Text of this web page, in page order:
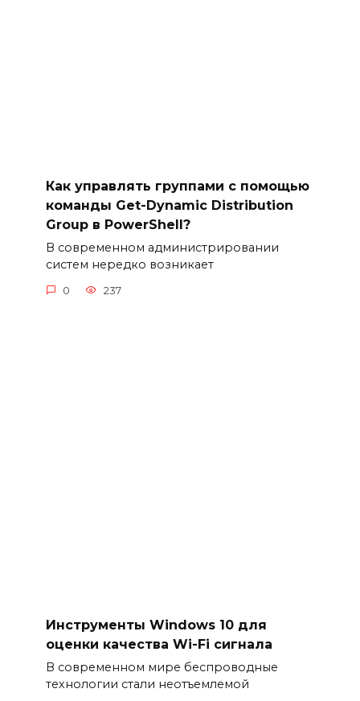
Как управлять группами с помощью
команды Get-Dynamic Distribution
Group в PowerShell?
В современном администрировании
систем нередко возникает
0 237
Инструменты Windows 10 для
оценки качества Wi-Fi сигнала
В современном мире беспроводные
технологии стали неотъемлемой